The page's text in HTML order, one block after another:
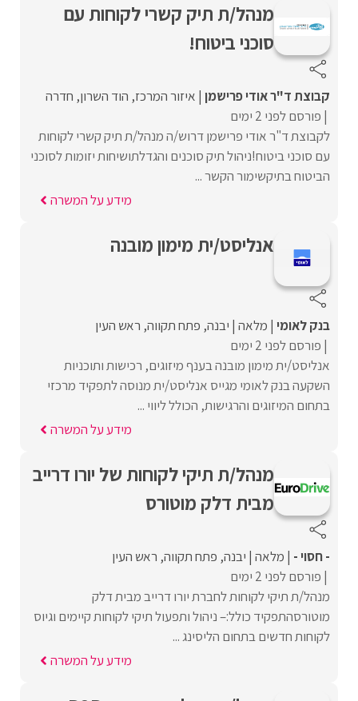
מנהל/ת תיק קשרי לקוחות עם
סוכני ביטוח!
קבוצת ד"ר אודי פרישמן איזור המרכז הוד השרון חדרה
פורסם לפני 2 ימים
לקבוצת ד"ר אודי פרישמן דרוש/ה מנהל/ת תיק קשרי לקוחות
עם סוכני ביטוח!ניהול תיק סוכנים והגדלתושיחות יזומות לסוכני
הביטוח בתיקשימור הקשר ...
מידע על המשרה
אנליסט/ית מימון מובנה
בנק לאומי מלאה יבנה פתח תקווה ראש העין
פורסם לפני 2 ימים
אנליסט/ית מימון מובנה בענף מיזוגים, רכישות ותוכניות
השקעה בנק לאומי מגייס אנליסט/ית מנוסה לתפקיד מרכזי
בתחום המיזוגים והרגישות, הכולל ליווי ...
מידע על המשרה
מנהל/ת תיקי לקוחות של יורו דרייב
מבית דלק מוטורס
- חסוי - מלאה יבנה פתח תקווה ראש העין
פורסם לפני 2 ימים
מנהל/ת תיקי לקוחות לחברת יורו דרייב מבית דלק
מוטורסהתפקיד כולל:– ניהול ותפעול תיקי לקוחות קיימים וגיוס
לקוחות חדשים בתחום הליסינג ...
מידע על המשרה